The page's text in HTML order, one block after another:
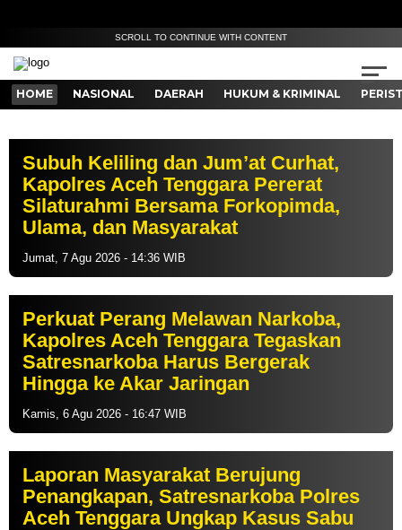
SCROLL TO CONTINUE WITH CONTENT
HOME NASIONAL DAERAH HUKUM & KRIMINAL
Subuh Keliling dan Jum’at Curhat,
Kapolres Aceh Tenggara Pererat
Silaturahmi Bersama Forkopimda,
Ulama, dan Masyarakat
Jumat, 7 Agu 2026 - 14:36 WIB
Perkuat Perang Melawan Narkoba,
Kapolres Aceh Tenggara Tegaskan
Satresnarkoba Harus Bergerak
Hingga ke Akar Jaringan
Kamis, 6 Agu 2026 - 16:47 WIB
Laporan Masyarakat Berujung
Penangkapan, Satresnarkoba Polres
Aceh Tenggara Ungkap Kasus Sabu